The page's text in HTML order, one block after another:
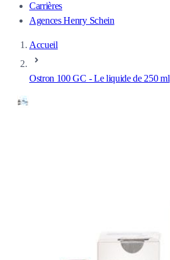
Carrières
Agences Henry Schein
Accueil
Ostron 100 GC - Le liquide de 250 ml